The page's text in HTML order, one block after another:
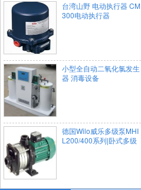
台湾山野 电动执行器 CM
300电动执行器
小型全自动二氧化氯发生
器 消毒设备
德国Wilo威乐多级泵MHI
L200/400系列|卧式多级